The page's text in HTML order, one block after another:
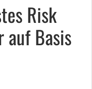
Risk
auf Basis